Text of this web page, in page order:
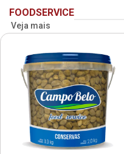
FOODSERVICE
Veja mais